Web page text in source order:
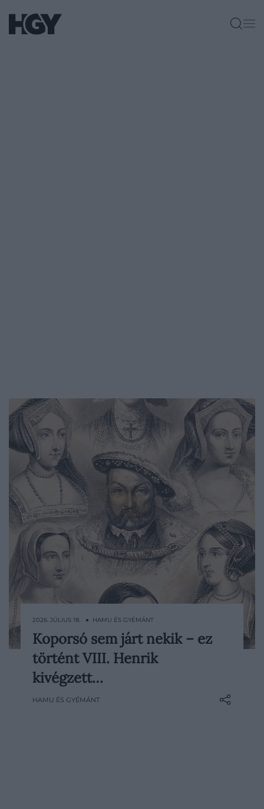
VIII. Henrik hat feleségének történetét
többnyire házasságaik, válásaik és
tragikus haláluk felől ismerjük, arról
azonban kevesebb szó esik, mi történt
velük mindezek után. A két kivégzett
2026. JÚLIUS 18. ● HAMU ÉS GYÉMÁNT
Koporsó sem járt nekik – ez
történt VIII. Henrik
kivégzett…
HAMU ÉS GYÉMÁNT